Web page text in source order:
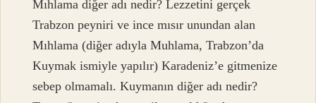
Mıhlama diğer adı nedir? Lezzetini gerçek
Trabzon peyniri ve ince mısır unundan alan
Mıhlama (diğer adıyla Muhlama, Trabzon’da
Kuymak ismiyle yapılır) Karadeniz’e gitmenize
sebep olmamalı. Kuymanın diğer adı nedir?